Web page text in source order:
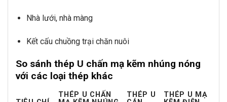
Nhà lưới, nhà màng
Kết cấu chuồng trại chăn nuôi
So sánh thép U chấn mạ kẽm nhúng nóng
với các loại thép khác
THÉP U CHẤN
THÉP U
THÉP U MẠ